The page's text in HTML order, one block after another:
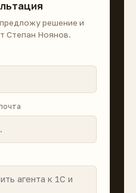
решение и
Степан Ноянов.